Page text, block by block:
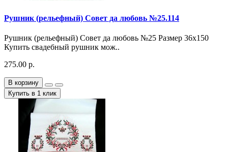
Рушник (рельефный) Совет да любовь №25.114
Рушник (рельефный) Совет да любовь №25 Размер 36х150
Купить свадебный рушник мож..
275.00 р.
В корзину
Купить в 1 клик